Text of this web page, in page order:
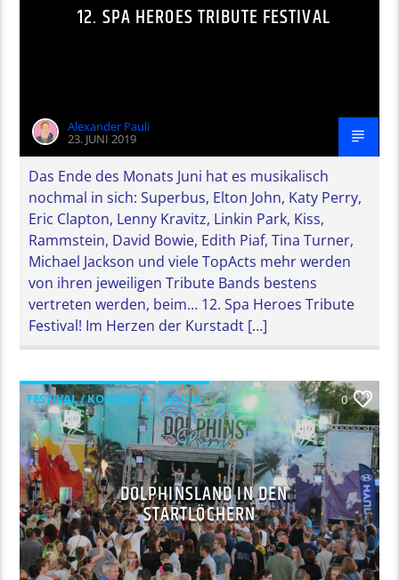
12. SPA HEROES TRIBUTE FESTIVAL
Alexander Pauli
23. JUNI 2019
Das Ende des Monats Juni hat es musikalisch
nochmal in sich: Superbus, Elton John, Katy Perry,
Eric Clapton, Lenny Kravitz, Linkin Park, Kiss,
Rammstein, David Bowie, Edith Piaf, Tina Turner,
Michael Jackson und viele TopActs mehr werden
von ihren jeweiligen Tribute Bands bestens
vertreten werden, beim… 12. Spa Heroes Tribute
Festival! Im Herzen der Kurstadt […]
FESTIVAL / KONZERTE MUSIK 0
DOLPHINSLAND IN DEN
STARTLÖCHERN